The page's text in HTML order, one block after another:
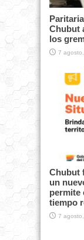
Chubut
los
7
Chubut
un
permite
tiempo
7